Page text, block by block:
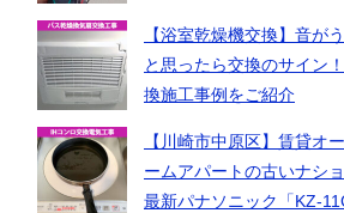
【浴室乾燥機交換】音が
と思ったら交換のサイン
換施工事例をご紹介
【川崎市中原区】賃貸オ
ームアパートの古いナシ
最新パナソニック「KZ-